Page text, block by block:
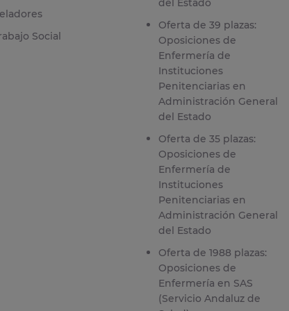
Social
del Estado
Oferta de 39 plazas:
Oposiciones de
Enfermería de
Instituciones
Penitenciarias en
Administración General
del Estado
Oferta de 35 plazas:
Oposiciones de
Enfermería de
Instituciones
Penitenciarias en
Administración General
del Estado
Oferta de 1988 plazas:
Oposiciones de
Enfermería en SAS
(Servicio Andaluz de